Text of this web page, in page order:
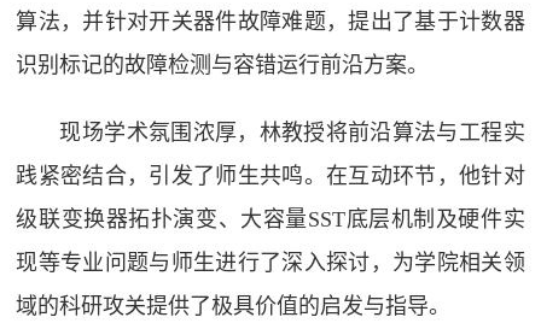
算法，并针对开关器件故障难题，提出了基于计数器
识别标记的故障检测与容错运行前沿方案。
现场学术氛围浓厚，林教授将前沿算法与工程实
践紧密结合，引发了师生共鸣。在互动环节，他针对
级联变换器拓扑演变、大容量SST底层机制及硬件实
现等专业问题与师生进行了深入探讨，为学院相关领
域的科研攻关提供了极具价值的启发与指导。